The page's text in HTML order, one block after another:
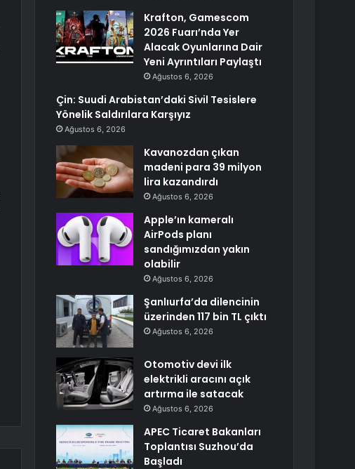
Krafton, Gamescom
2026 Fuarı’nda Yer
Alacak Oyunlarına Dair
Yeni Ayrıntıları Paylaştı
Ağustos 6, 2026
Çin: Suudi Arabistan’daki Sivil Tesislere
Yönelik Saldırılara Karşıyız
Ağustos 6, 2026
Kavanozdan çıkan
madeni para 39 milyon
lira kazandırdı
Ağustos 6, 2026
Apple’ın kameralı
AirPods planı
sandığımızdan yakın
olabilir
Ağustos 6, 2026
Şanlıurfa’da dilencinin
üzerinden 117 bin TL çıktı
Ağustos 6, 2026
Otomotiv devi ilk
elektrikli aracını açık
artırma ile satacak
Ağustos 6, 2026
APEC Ticaret Bakanları
Toplantısı Suzhou’da
Başladı